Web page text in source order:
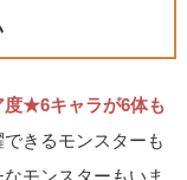
度★6キャラが6体も
きるモンスターも
モンスターもいま